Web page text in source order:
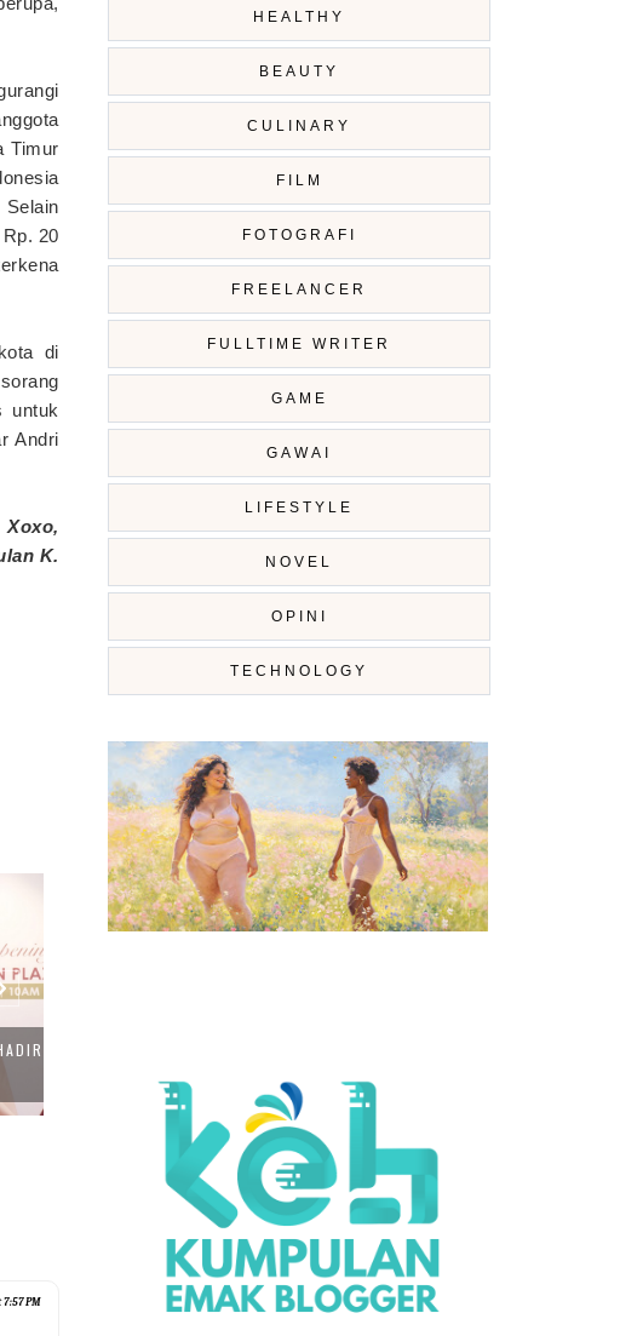
Timur
20
di
untuk
Andri
Xoxo,
K.
PM
HEALTHY
BEAUTY
CULINARY
FILM
FOTOGRAFI
FREELANCER
FULLTIME WRITER
GAME
GAWAI
LIFESTYLE
NOVEL
OPINI
TECHNOLOGY